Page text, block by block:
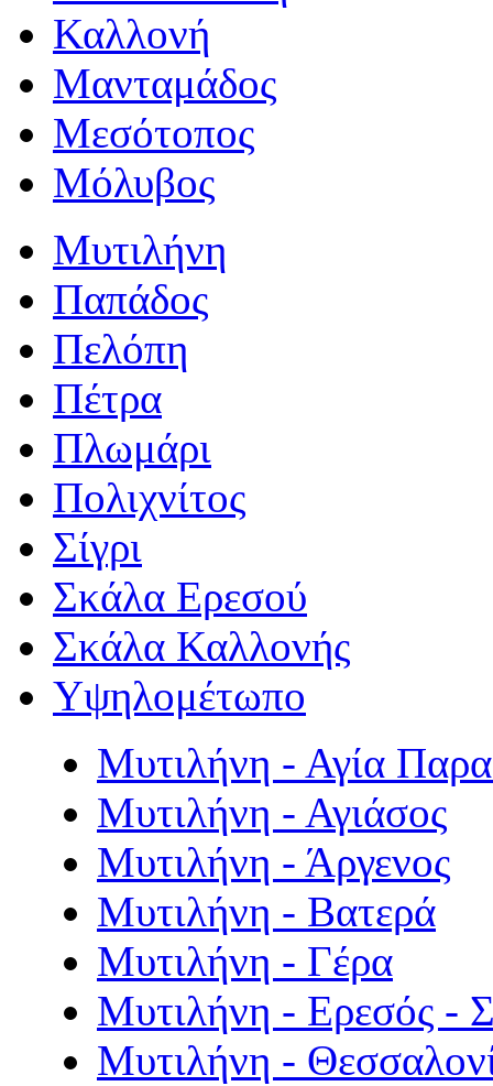
Καλλονή
Μανταμάδος
Μεσότοπος
Μόλυβος
Μυτιλήνη
Παπάδος
Πελόπη
Πέτρα
Πλωμάρι
Πολιχνίτος
Σίγρι
Σκάλα Ερεσού
Σκάλα Καλλονής
Υψηλομέτωπο
Μυτιλήνη - Αγία
Μυτιλήνη - Αγιάσος
Μυτιλήνη - Άργενος
Μυτιλήνη - Βατερά
Μυτιλήνη - Γέρα
Μυτιλήνη - Ερεσός -
Μυτιλήνη -